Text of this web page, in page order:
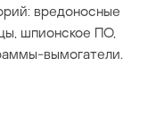
вредоносные
шпионское ПО,
вымогатели.